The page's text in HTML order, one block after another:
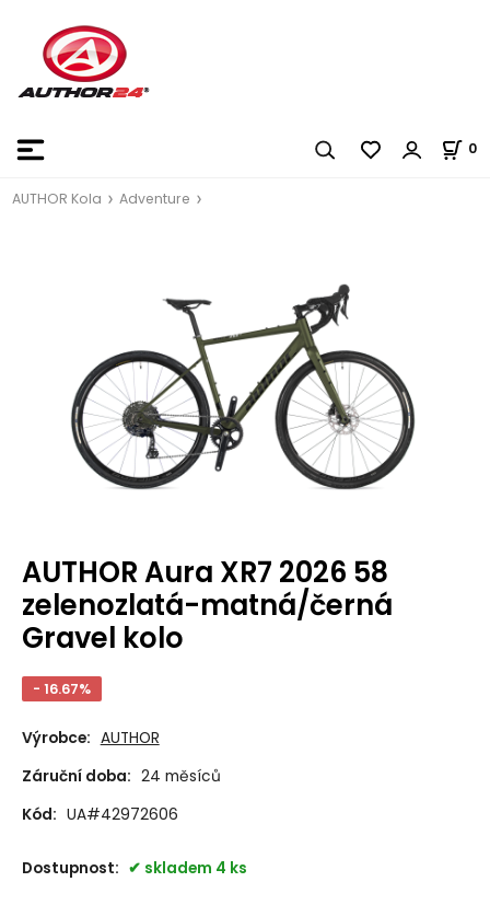
0
AUTHOR Kola Adventure
AUTHOR Aura XR7 2026 58
zelenozlatá-matná/černá
Gravel kolo
- 16.67%
Výrobce: AUTHOR
Záruční doba: 24 měsíců
Kód: UA#42972606
Dostupnost: skladem 4 ks